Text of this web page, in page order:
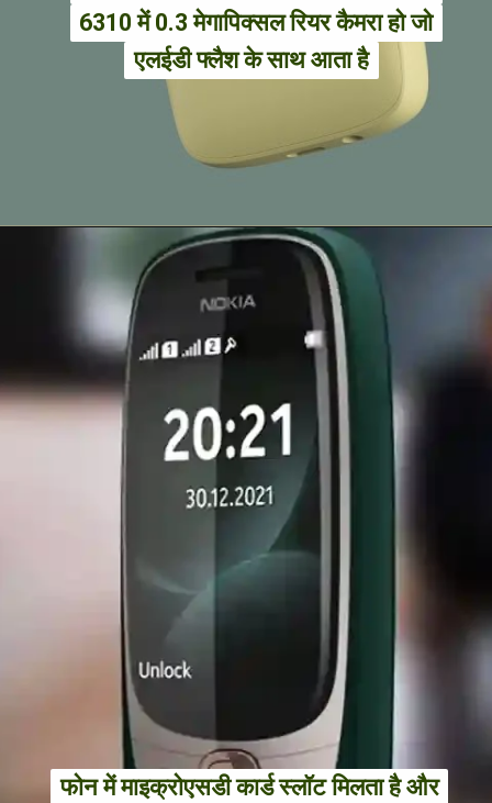
6310 में 0.3 मेगापिक्सल रियर कैमरा हो जो
एलईडी फ्लैश के साथ आता है
6310 में 0.3 मेगापिक्सल रियर कैमरा हो जो
एलईडी फ्लैश के साथ आता है
फोन में माइक्रोएसडी कार्ड स्लॉट मिलता है और
फोन में माइक्रोएसडी कार्ड स्लॉट मिलता है और